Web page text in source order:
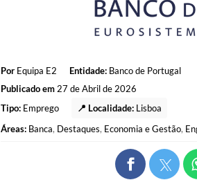
Por Equipa E2 Entidade: Banco de Portugal
Publicado em27 de Abril de 2026
Tipo: Emprego 📍 Localidade: Lisboa
Áreas: Banca, Destaques, Economia e Gestão,